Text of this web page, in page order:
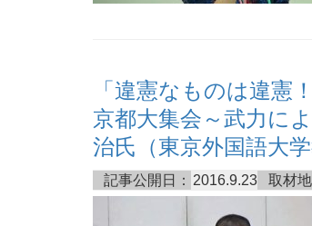
「違憲なものは違憲
京都大集会～武力に
治氏（東京外国語大
記事公開日： 2016.9.23 取材地